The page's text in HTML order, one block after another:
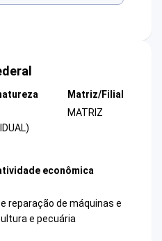
Matriz/Filial
MATRIZ
econômica
reparação de máquinas e
e pecuária